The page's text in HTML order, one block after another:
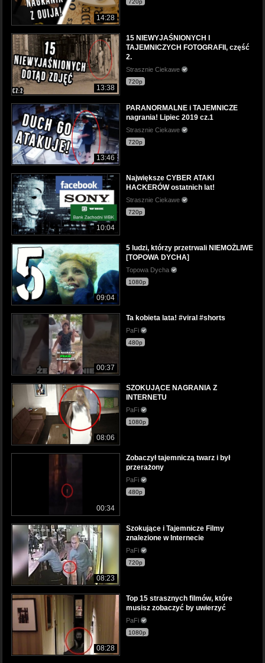
14:28
720p
13:38
15 NIEWYJAŚNIONYCH I
TAJEMNICZYCH FOTOGRAFII, część
2.
Strasznie Ciekawe
720p
13:46
PARANORMALNE i TAJEMNICZE
nagrania! Lipiec 2019 cz.1
Strasznie Ciekawe
720p
10:04
Największe CYBER ATAKI
HACKERÓW ostatnich lat!
Strasznie Ciekawe
720p
09:04
5 ludzi, którzy przetrwali NIEMOŻLIWE
[TOPOWA DYCHA]
Topowa Dycha
1080p
00:37
Ta kobieta lata! #viral #shorts
PaFi
480p
08:06
SZOKUJĄCE NAGRANIA Z
INTERNETU
PaFi
1080p
00:34
Zobaczył tajemniczą twarz i był
przerażony
PaFi
480p
08:23
Szokujące i Tajemnicze Filmy
znalezione w Internecie
PaFi
720p
08:28
Top 15 strasznych filmów, które
musisz zobaczyć by uwierzyć
PaFi
1080p